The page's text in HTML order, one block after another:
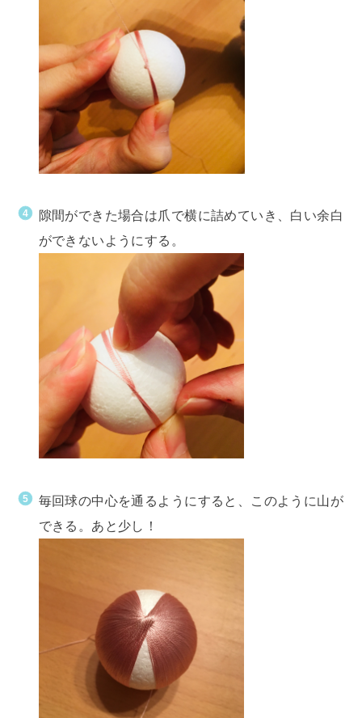
隙間ができた場合は爪で横に詰めていき、白い余白
ができないようにする。
毎回球の中心を通るようにすると、このように山が
できる。あと少し！